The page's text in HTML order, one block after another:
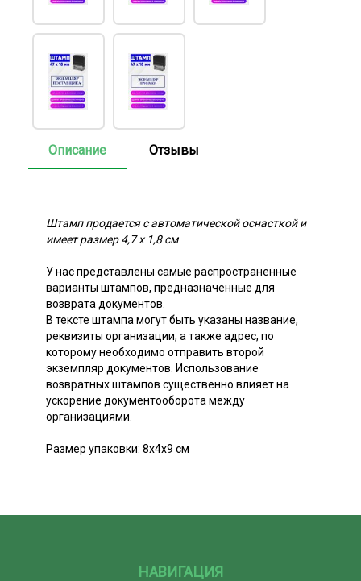
Описание Отзывы
Штамп продается с автоматической оснасткой и
имеет размер 4,7 х 1,8 см
У нас представлены самые распространенные
варианты штампов, предназначенные для
возврата документов.
В тексте штампа могут быть указаны название,
реквизиты организации, а также адрес, по
которому необходимо отправить второй
экземпляр документов. Использование
возвратных штампов существенно влияет на
ускорение документооборота между
организациями.
Размер упаковки: 8х4х9 см
НАВИГАЦИЯ